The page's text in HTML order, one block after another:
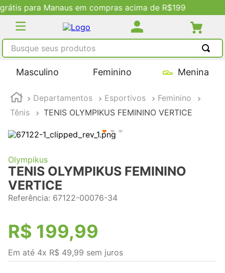
R$199 Descontos Exclusivos no Site
Busque seus produtos
Masculino Feminino Menina
Departamentos Esportivos
Feminino
Tênis
TENIS OLYMPIKUS FEMININO VERTICE
Olympikus
TENIS OLYMPIKUS FEMININO
VERTICE
Referência: 67122-00076-34
R$ 199,99
Em até 4x R$ 49,99 sem juros
TERMOS MAIS BUSCADOS
2
tenis feminino
4º
adidas